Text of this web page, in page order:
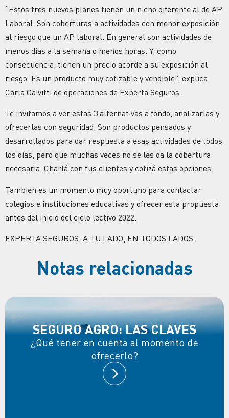
“Estos tres nuevos planes tienen un nicho diferente al de AP
Laboral. Son coberturas a actividades con menor exposición
al riesgo que un AP laboral. En general son actividades de
menos días a la semana o menos horas. Y, como
consecuencia, tienen un precio acorde a su exposición al
riesgo. Es un producto muy cotizable y vendible”, explica
Carla Calvitti de operaciones de Experta Seguros.
Te invitamos a ver estas 3 alternativas a fondo, analizarlas y
ofrecerlas con seguridad. Son productos pensados y
desarrollados para dar respuesta a esas actividades de todos
los días, pero que muchas veces no se les da la cobertura
necesaria. Charlá con tus clientes y cotizá estas opciones.
También es un momento muy oportuno para contactar
colegios e instituciones educativas y ofrecer esta propuesta
antes del inicio del ciclo lectivo 2022.
EXPERTA SEGUROS. A TU LADO, EN TODOS LADOS.
Notas relacionadas
SEGURO AGRO: LAS CLAVES
¿Qué tener en cuenta al momento de
ofrecerlo?